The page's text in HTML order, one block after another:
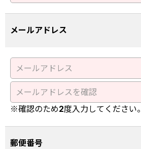
メールアドレス
※確認のため2度入力してください。
郵便番号